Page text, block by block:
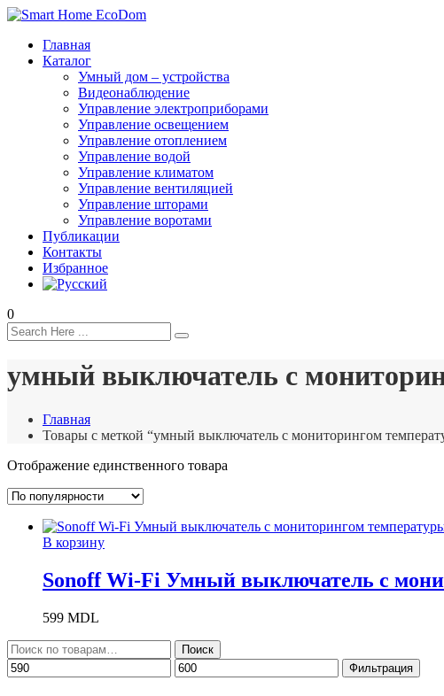
Главная
Каталог
Умный дом – устройства
Видеонаблюдение
Управление электроприборами
Управление освещением
Управление отоплением
Управление водой
Управление климатом
Управление вентиляцией
Управление шторами
Управление воротами
Публикации
Контакты
Избранное
0
умный выключатель с
Главная
Товары с меткой “умный выключатель с мониторингом
Отображение единственного товара
В корзину
Sonoff Wi-Fi Умный выключатель с
599 MDL
Искать:
Поиск
Минимальная
цена
Максимальная
цена
Фильтрация